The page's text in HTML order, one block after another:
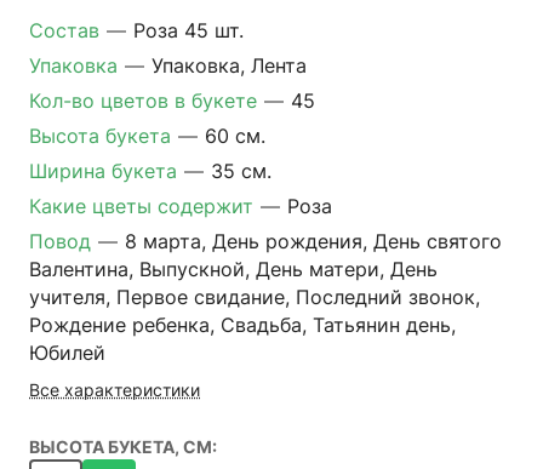
Состав — Роза 45 шт.
Упаковка — Упаковка, Лента
Кол-во цветов в букете — 45
Высота букета — 60 см.
Ширина букета — 35 см.
Какие цветы содержит — Роза
Повод — 8 марта, День рождения, День святого
Валентина, Выпускной, День матери, День
учителя, Первое свидание, Последний звонок,
Рождение ребенка, Свадьба, Татьянин день,
Юбилей
Все характеристики
ВЫСОТА БУКЕТА, СМ: